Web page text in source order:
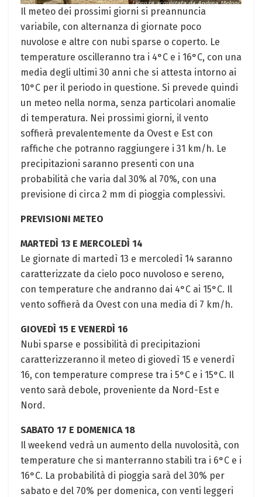
Il meteo dei prossimi giorni si preannuncia
variabile, con alternanza di giornate poco
nuvolose e altre con nubi sparse o coperto. Le
temperature oscilleranno tra i 4°C e i 16°C, con una
media degli ultimi 30 anni che si attesta intorno ai
10°C per il periodo in questione. Si prevede quindi
un meteo nella norma, senza particolari anomalie
di temperatura. Nei prossimi giorni, il vento
soffierà prevalentemente da Ovest e Est con
raffiche che potranno raggiungere i 31 km/h. Le
precipitazioni saranno presenti con una
probabilità che varia dal 30% al 70%, con una
previsione di circa 2 mm di pioggia complessivi.
PREVISIONI METEO
MARTEDÌ 13 E MERCOLEDÌ 14
Le giornate di martedì 13 e mercoledì 14 saranno
caratterizzate da cielo poco nuvoloso e sereno,
con temperature che andranno dai 4°C ai 15°C. Il
vento soffierà da Ovest con una media di 7 km/h.
GIOVEDÌ 15 E VENERDÌ 16
Nubi sparse e possibilità di precipitazioni
caratterizzeranno il meteo di giovedì 15 e venerdì
16, con temperature comprese tra i 5°C e i 15°C. Il
vento sarà debole, proveniente da Nord-Est e
Nord.
SABATO 17 E DOMENICA 18
Il weekend vedrà un aumento della nuvolosità, con
temperature che si manterranno stabili tra i 6°C e i
16°C. La probabilità di pioggia sarà del 30% per
sabato e del 70% per domenica, con venti leggeri